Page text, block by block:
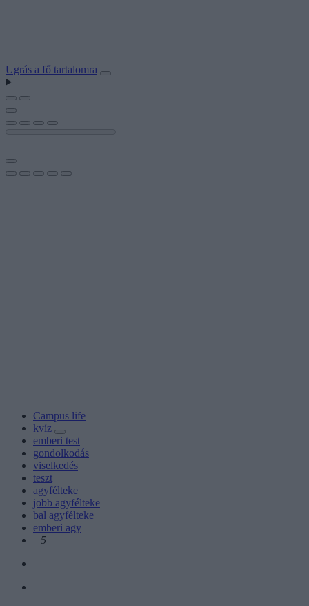
Ugrás a fő tartalomra
Campus life
kvíz
emberi test
gondolkodás
viselkedés
teszt
agyfélteke
jobb agyfélteke
bal agyfélteke
emberi agy
+5